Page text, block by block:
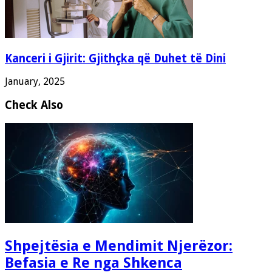
Kanceri i Gjirit: Gjithçka që Duhet të Dini
January, 2025
Check Also
Shpejtësia e Mendimit Njerëzor:
Befasia e Re nga Shkenca